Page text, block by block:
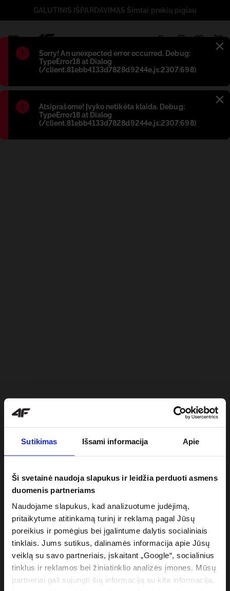
Sutikimas Išsami informacija Apie
Ši svetainė naudoja slapukus ir leidžia perduoti asmens
duomenis partneriams
Naudojame slapukus, kad analizuotume judėjimą,
pritaikytume atitinkamą turinį ir reklamą pagal Jūsų
poreikius ir pomėgius bei įgalintume dalytis socialiniais
tinklais. Jums sutikus, dalinamės informacija apie Jūsų
veiklą su savo partneriais, įskaitant „Google“, socialinius
tinklus ir reklamos bei žiniatinklio analizės įmones. Mūsų
partneriai gali sujungti šią informaciją su kita informacija,
Błąd:
Sorry! An unexpected error occurred. Debug:
TypeError18 at Dialog
(/client.81ebb4133d7828d9244e.js:2307:698)
Błąd:
Atsiprašome! Įvyko netikėta klaida. Debug:
TypeError18 at Dialog
(/client.81ebb4133d7828d9244e.js:2307:698)
GALUTINIS IŠPARDAVIMAS Šimtai prekių pigiau